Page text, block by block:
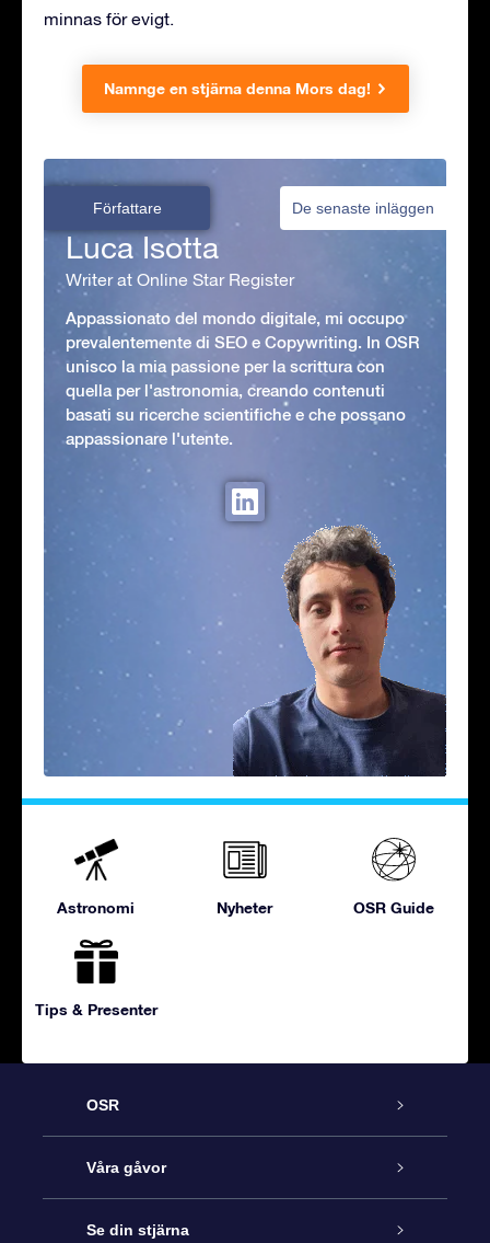
minnas för evigt.
Namnge en stjärna denna Mors dag!
Författare De senaste inläggen
Luca Isotta
Writer at Online Star Register
Appassionato del mondo digitale, mi occupo
prevalentemente di SEO e Copywriting. In OSR
unisco la mia passione per la scrittura con
quella per l'astronomia, creando contenuti
basati su ricerche scientifiche e che possano
appassionare l'utente.
Astronomi Nyheter OSR Guide
Tips & Presenter
OSR
Kundtjänst
Kontakta oss
Våra gåvor
Online-Stjärngåva
Se din stjärna